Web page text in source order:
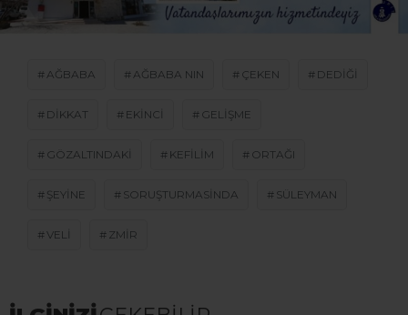
AĞBABA AĞBABA NIN ÇEKEN DEDIĞI
DIKKAT EKINCI GELIŞME
GÖZALTINDAKI KEFILIM ORTAĞI
ŞEYINE SORUŞTURMASINDA SÜLEYMAN
VELI ZMIR